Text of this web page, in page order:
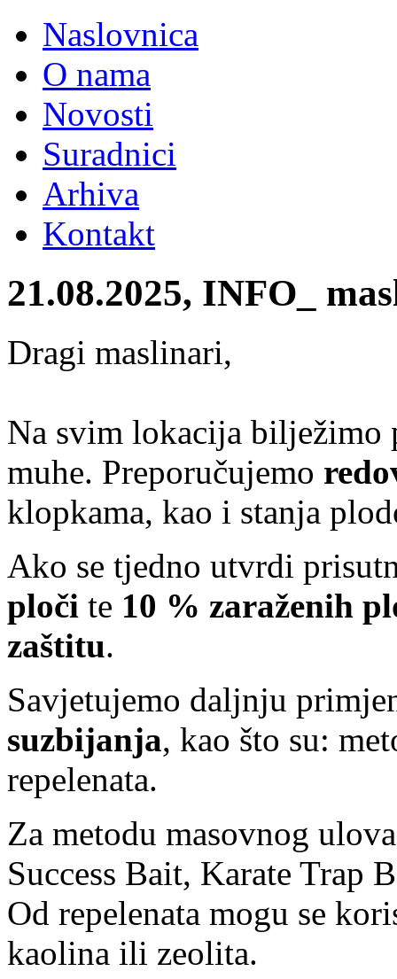
Naslovnica
O nama
Novosti
Suradnici
Arhiva
Kontakt
21.08.2025, INFO_
Dragi maslinari,
Na svim lokacija bilježimo
muhe. Preporučujemo
klopkama, kao i stanja
Ako se tjedno utvrdi
ploči te 10 % zaraženih
zaštitu.
Savjetujemo daljnju
suzbijanja, kao što su:
repelenata.
Za metodu masovnog
Success Bait, Karate Trap
Od repelenata mogu se
kaolina ili zeolita.